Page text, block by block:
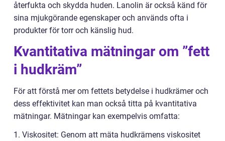
återfukta och skydda huden. Lanolin är också känd för
sina mjukgörande egenskaper och används ofta i
produkter för torr och känslig hud.
Kvantitativa mätningar om ”fett
i hudkräm”
För att förstå mer om fettets betydelse i hudkrämer och
dess effektivitet kan man också titta på kvantitativa
mätningar. Mätningar kan exempelvis omfatta:
1. Viskositet: Genom att mäta hudkrämens viskositet